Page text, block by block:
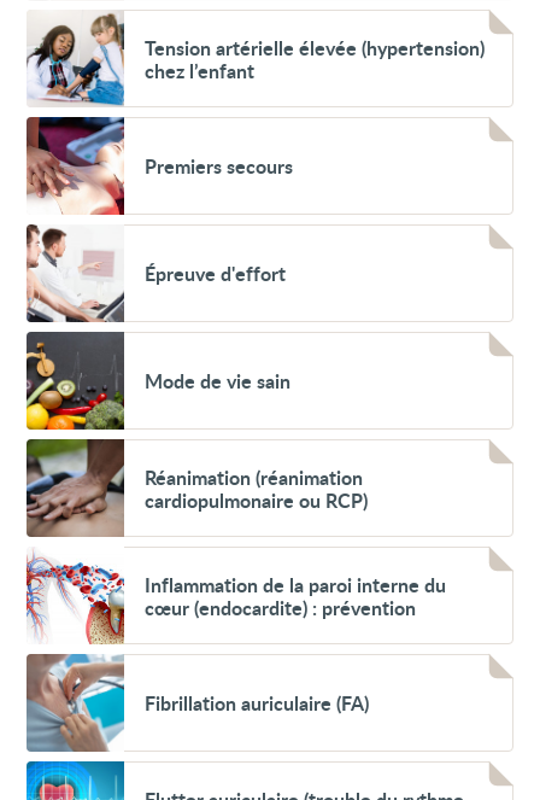
Tension
artérielle
élevée
(hypertension)
chez
l’enfant
Tension artérielle élevée (hypertension)
chez l’enfant
Voir
Premiers
secours
Premiers secours
Voir
Épreuve
d'effort
Épreuve d'effort
Voir
Mode
de
vie
sain
Mode de vie sain
Voir
Réanimation
(réanimation
cardiopulmonaire
ou
RCP)
Réanimation (réanimation
cardiopulmonaire ou RCP)
Voir
Inflammation
de
la
paroi
interne
du
cœur
(endocardite)
:
prévention
Inflammation de la paroi interne du
cœur (endocardite) : prévention
Voir
Fibrillation
auriculaire
(FA)
Fibrillation auriculaire (FA)
Voir
Flutter